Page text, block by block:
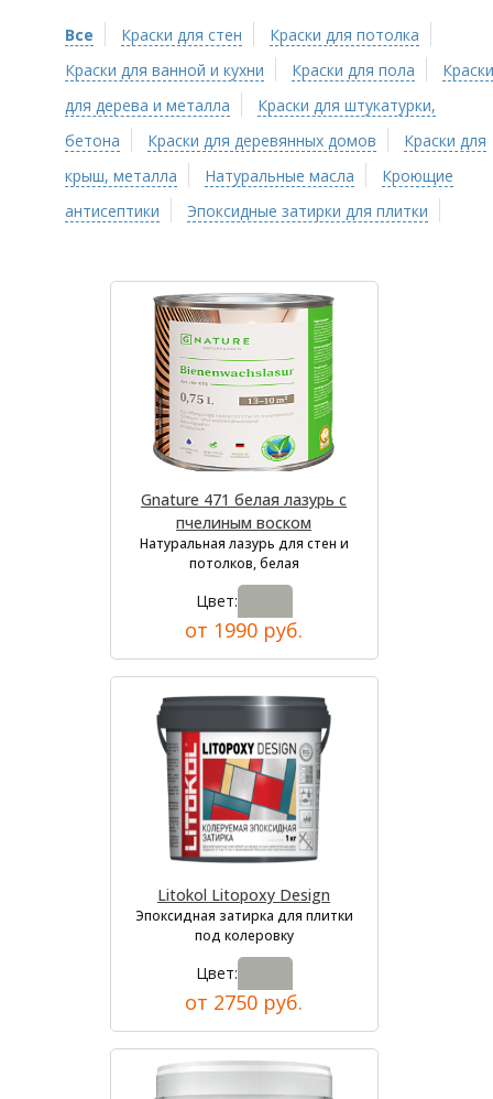
Все Краски для стен
Краски для потолка
Краски для ванной и кухни
Краски для пола
Краски
для дерева и металла
Краски для штукатурки,
бетона
Краски для деревянных домов
Краски для
крыш, металла
Натуральные масла
Кроющие
антисептики
Эпоксидные затирки для плитки
Gnature 471 белая лазурь с
пчелиным воском
Натуральная лазурь для стен и
потолков, белая
Цвет:
от 1990 руб.
Litokol Litopoxy Design
Эпоксидная затирка для плитки
под колеровку
Цвет:
от 2750 руб.